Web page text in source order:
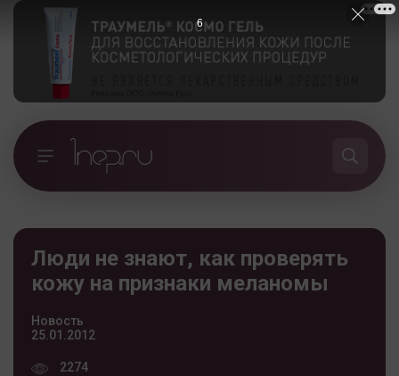
Люди не знают, как проверять
кожу на признаки меланомы
Новость
25.01.2012
2274
5